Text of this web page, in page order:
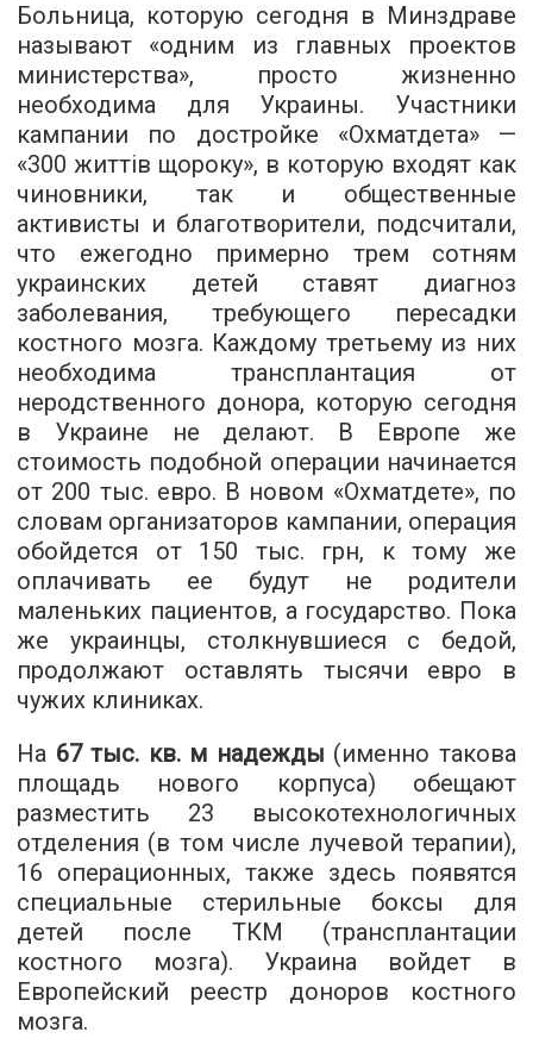
Больница, которую сегодня в Минздраве
называют «одним из главных проектов
министерства», просто жизненно
необходима для Украины. Участники
кампании по достройке «Охматдета» —
«300 життів щороку», в которую входят как
чиновники, так и общественные
активисты и благотворители, подсчитали,
что ежегодно примерно трем сотням
украинских детей ставят диагноз
заболевания, требующего пересадки
костного мозга. Каждому третьему из них
необходима трансплантация от
неродственного донора, которую сегодня
в Украине не делают. В Европе же
стоимость подобной операции начинается
от 200 тыс. евро. В новом «Охматдете», по
словам организаторов кампании, операция
обойдется от 150 тыс. грн, к тому же
оплачивать ее будут не родители
маленьких пациентов, а государство. Пока
же украинцы, столкнувшиеся с бедой,
продолжают оставлять тысячи евро в
чужих клиниках.
На 67 тыс. кв. м надежды (именно такова
площадь нового корпуса) обещают
разместить 23 высокотехнологичных
отделения (в том числе лучевой терапии),
16 операционных, также здесь появятся
специальные стерильные боксы для
детей после ТКМ (трансплантации
костного мозга). Украина войдет в
Европейский реестр доноров костного
мозга.